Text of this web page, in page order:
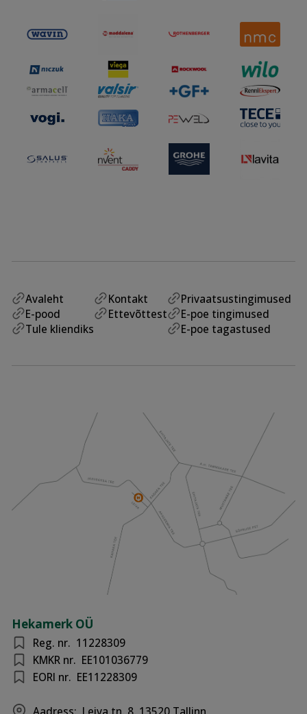
Avaleht
E-pood
Tule kliendiks
Kontakt
Ettevõttest
Privaatsustingimused
E-poe tingimused
E-poe tagastused
Hekamerk OÜ
Reg. nr. 11228309
KMKR nr. EE101036779
EORI nr. EE11228309
Aadress: Leiva tn. 8, 13520 Tallinn